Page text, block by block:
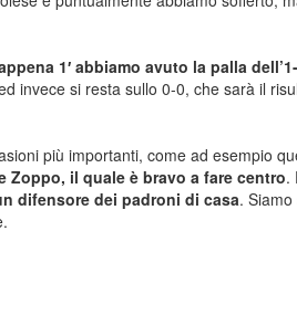
1′ abbiamo avuto la palla
invece si resta sullo 0-0, che sarà il
più importanti, come ad esempio
Zoppo, il quale è bravo a fare centro.
difensore dei padroni di casa.